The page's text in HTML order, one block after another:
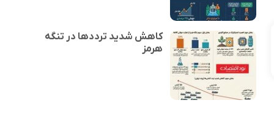
کاهش شدید ترددها در تنگه
هرمز